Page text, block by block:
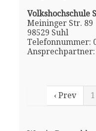
Volkshochschule
Meininger Str. 89
98529 Suhl
Telefonnummer:
‹ Prev 1